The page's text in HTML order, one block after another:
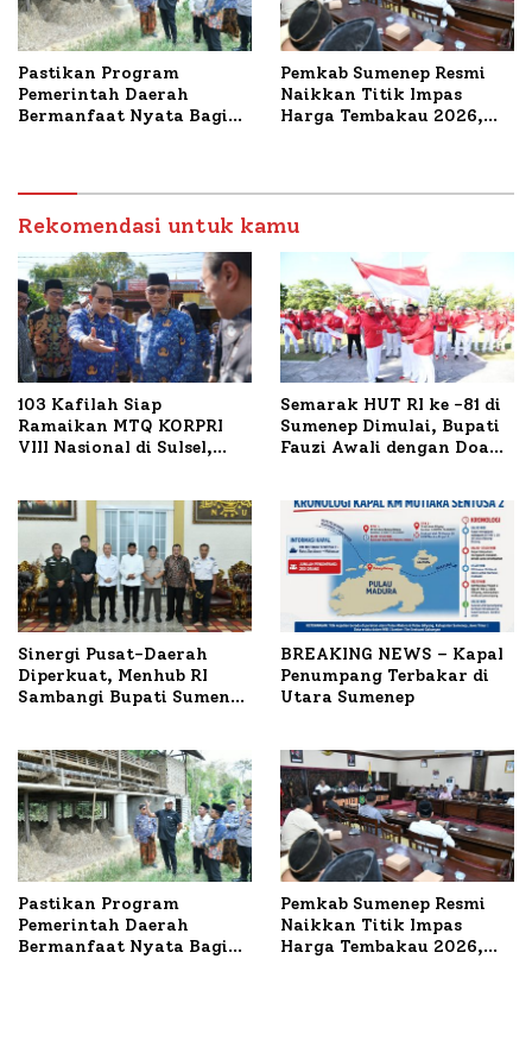
Pastikan Program
Pemerintah Daerah
Bermanfaat Nyata Bagi
Petelur di Desa Bataal
Timur
Pemkab Sumenep Resmi
Naikkan Titik Impas
Harga Tembakau 2026,
Rekomendasi untuk kamu
103 Kafilah Siap
Ramaikan MTQ KORPRI
VIII Nasional di Sulsel,
Semarak HUT RI ke -81 di
Sumenep Dimulai, Bupati
Fauzi Awali dengan Doa
Sinergi Pusat-Daerah
Diperkuat, Menhub RI
Sambangi Bupati Sumenep
BREAKING NEWS – Kapal
Penumpang Terbakar di
Utara Sumenep
Pastikan Program
Pemerintah Daerah
Bermanfaat Nyata Bagi
Pemkab Sumenep Resmi
Naikkan Titik Impas
Harga Tembakau 2026,